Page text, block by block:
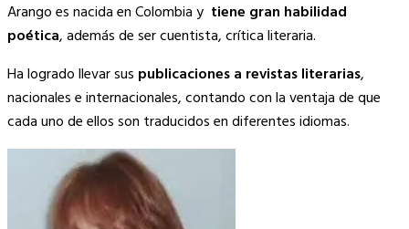
Arango es nacida en Colombia y tiene gran habilidad
poética, además de ser cuentista, crítica literaria.
Ha logrado llevar sus publicaciones a revistas literarias,
nacionales e internacionales, contando con la ventaja de que
cada uno de ellos son traducidos en diferentes idiomas.